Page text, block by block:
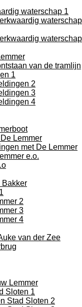
waterschap 1
waterschap
waterschap
van de tramlijn
1
2
3
4
Lemmer
met De Lemmer
e.o.
Bakker
2
3
4
van der Zee
Lemmer
Sloten 1
Stad Sloten 2